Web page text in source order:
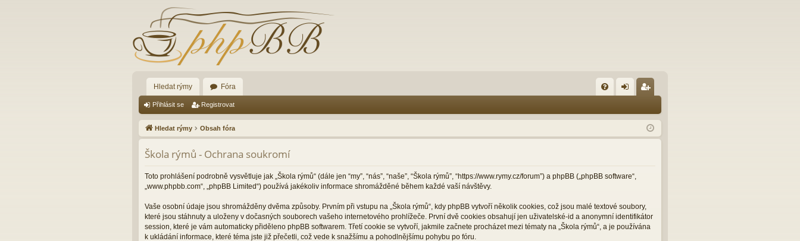
Hledat rýmy Fóra
Q lá
sit
ist
ro
Přihlásit se Registrovat
Hledat rýmy Obsah fóra
Škola rýmů - Ochrana soukromí
Toto prohlášení podrobně vysvětluje jak „Škola rýmů“ (dále jen “my”, “nás”, “naše”, “Škola rýmů”, “https://www.rymy.cz/forum”) a phpBB („phpBB software“,
„www.phpbb.com“, „phpBB Limited“) používá jakékoliv informace shromážděné během každé vaší návštěvy.
Vaše osobní údaje jsou shromážděny dvěma způsoby. Prvním při vstupu na „Škola rýmů“, kdy phpBB vytvoří několik cookies, což jsou malé textové soubory,
které jsou stáhnuty a uloženy v dočasných souborech vašeho internetového prohlížeče. První dvě cookies obsahují jen uživatelské-id a anonymní identifikátor
session, které je vám automaticky přiděleno phpBB softwarem. Třetí cookie se vytvoří, jakmile začnete procházet mezi tématy na „Škola rýmů“, a je používána
k ukládání informace, které téma jste již přečetli, což vede k snažšímu a pohodlnějšímu pohybu po fóru.